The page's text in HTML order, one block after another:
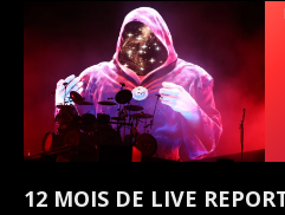
12 MOIS DE LIVE